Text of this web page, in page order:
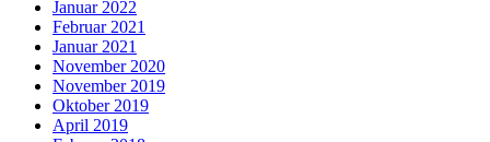
Januar 2022
Februar 2021
Januar 2021
November 2020
November 2019
Oktober 2019
April 2019